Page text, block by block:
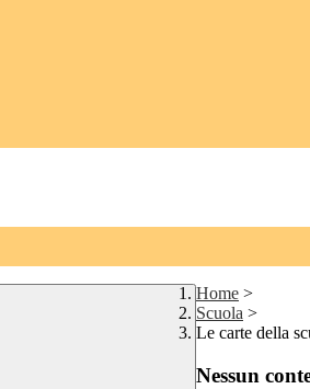
Home >
Scuola >
Le carte della
Nessun